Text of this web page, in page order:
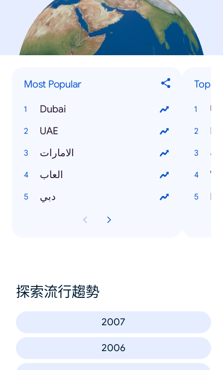
Most Popular
Dubai
UAE
الامارات
العاب
دبي
Top
探索流行趨勢
2007
2006